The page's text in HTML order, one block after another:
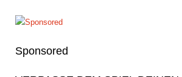
Sponsored